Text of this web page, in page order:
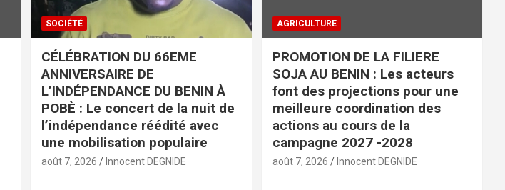
SOCIÉTÉ
CÉLÉBRATION DU 66EME
ANNIVERSAIRE DE
L’INDÉPENDANCE DU BENIN À
POBÈ : Le concert de la nuit de
l’indépendance réédité avec
une mobilisation populaire
août 7, 2026 Innocent DEGNIDE
AGRICULTURE
PROMOTION DE LA FILIERE
SOJA AU BENIN : Les acteurs
font des projections pour une
meilleure coordination des
actions au cours de la
campagne 2027 -2028
août 7, 2026 Innocent DEGNIDE